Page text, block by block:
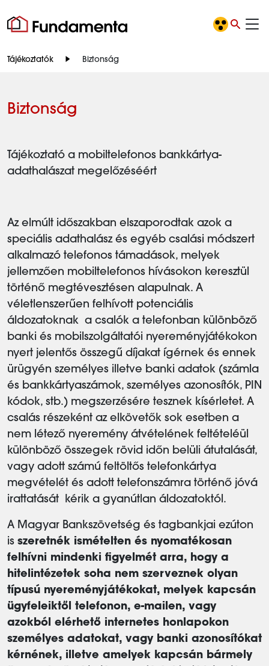
Tájékoztatók Biztonság
Biztonság
Tájékoztató a mobiltelefonos bankkártya-
adathalászat megelőzéséért
Az elmúlt időszakban elszaporodtak azok a
speciális adathalász és egyéb csalási módszert
alkalmazó telefonos támadások, melyek
jellemzően mobiltelefonos hívásokon keresztül
történő megtévesztésen alapulnak. A
véletlenszerűen felhívott potenciális
áldozatoknak a csalók a telefonban különböző
banki és mobilszolgáltatói nyereményjátékokon
nyert jelentős összegű díjakat ígérnek és ennek
ürügyén személyes illetve banki adatok (számla
és bankkártyaszámok, személyes azonosítók, PIN
kódok, stb.) megszerzésére tesznek kísérletet. A
csalás részeként az elkövetők sok esetben a
nem létező nyeremény átvételének feltételéül
különböző összegek rövid időn belüli átutalását,
vagy adott számú feltöltős telefonkártya
megvételét és adott telefonszámra történő jóvá
irattatását kérik a gyanútlan áldozatoktól.
A Magyar Bankszövetség és tagbankjai ezúton
is szeretnék ismételten és nyomatékosan
felhívni mindenki figyelmét arra, hogy a
hitelintézetek soha nem szerveznek olyan
típusú nyereményjátékokat, melyek kapcsán
ügyfeleiktől telefonon, e-mailen, vagy
azokból elérhető internetes honlapokon
személyes adatokat, vagy banki azonosítókat
kérnének, illetve amelyek kapcsán bármely